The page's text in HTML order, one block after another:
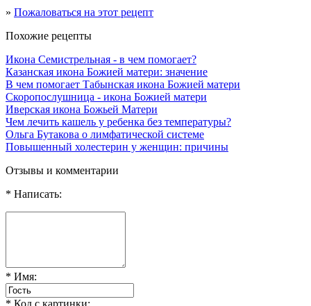
» Пожаловаться на этот рецепт
Похожие рецепты
Икона Семистрельная - в чем помогает?
Казанская икона Божией матери: значение
В чем помогает Табынская икона Божией матери
Скоропослушница - икона Божией матери
Иверская икона Божьей Матери
Чем лечить кашель у ребенка без температуры?
Ольга Бутакова о лимфатической системе
Повышенный холестерин у женщин: причины
Отзывы и комментарии
* Написать:
* Имя:
* Код с картинки: